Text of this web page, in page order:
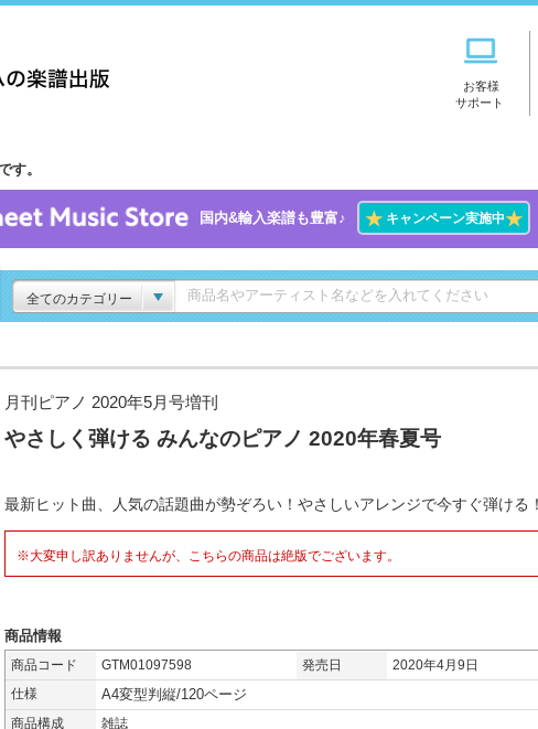
お客様
サポート
す。
国内&輸入楽譜も豊富♪ ★キャンペーン実施中★
全てのカテゴリー
月刊ピアノ 2020年5月号増刊
やさしく弾ける みんなのピアノ 2020年春夏号
最新ヒット曲、人気の話題曲が勢ぞろい！やさしいアレンジで今すぐ弾ける
※大変申し訳ありませんが、こちらの商品は絶版でございます。
商品情報
商品コード GTM01097598 発売日
2020年4月9日
仕様
A4変型判縦/120ページ
商品構成
雑誌